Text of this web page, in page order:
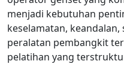
menjadi kebutuhan
keselamatan,
peralatan pembangkit
pelatihan yang